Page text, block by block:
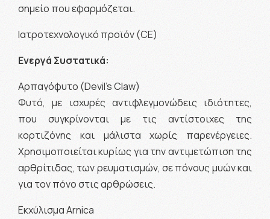
σημείο που εφαρμόζεται.
Ιατροτεχνολογικό προϊόν (CE)
Ενεργά Συστατικά:
Αρπαγόφυτο (Devil's Claw)
Φυτό, με ισχυρές αντιφλεγμονώδεις ιδιότητες,
που συγκρίνονται με τις αντίστοιχες της
κορτιζόνης και μάλιστα χωρίς παρενέργειες.
Χρησιμοποιείται κυρίως για την αντιμετώπιση της
αρθρίτιδας, των ρευματισμών, σε πόνους μυών και
για τον πόνο στις αρθρώσεις.
Εκχύλισμα Arnica